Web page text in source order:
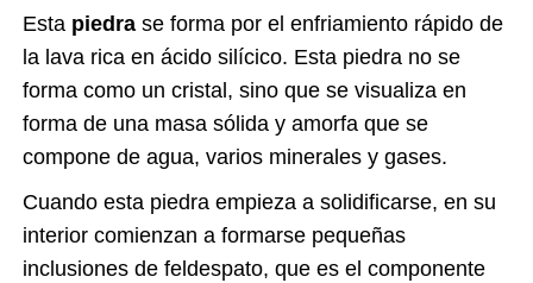
Esta piedra se forma por el enfriamiento rápido de
la lava rica en ácido silícico. Esta piedra no se
forma como un cristal, sino que se visualiza en
forma de una masa sólida y amorfa que se
compone de agua, varios minerales y gases.
Cuando esta piedra empieza a solidificarse, en su
interior comienzan a formarse pequeñas
inclusiones de feldespato, que es el componente